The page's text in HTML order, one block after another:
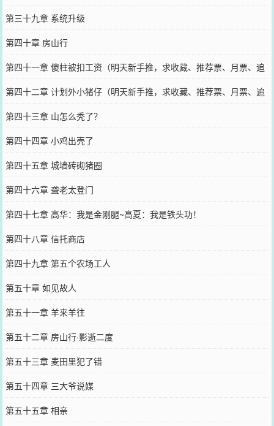
第三十九章 系统升级
第四十章 房山行
第四十一章 傻柱被扣工资（明天新手推，求收藏、推荐票、月票、追
读
第四十二章 计划外小猪仔（明天新手推，求收藏、推荐票、月票、追
读
第四十三章 山怎么秃了？
第四十四章 小鸡出壳了
第四十五章 城墙砖砌猪圈
第四十六章 聋老太登门
第四十七章 高华：我是金刚腿~高夏：我是铁头功！
第四十八章 信托商店
第四十九章 第五个农场工人
第五十章 如见故人
第五十一章 羊来羊往
第五十二章 房山行·影逝二度
第五十三章 麦田里犯了错
第五十四章 三大爷说媒
第五十五章 相亲